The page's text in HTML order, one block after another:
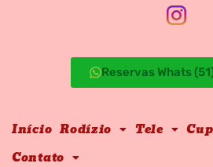
Reservas Whats
Início Rodízio Tele
Contato